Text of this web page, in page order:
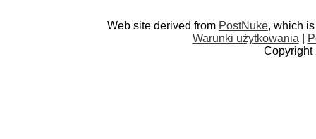
Web site derived from PostNuke, which
Warunki użytkowania
Copyright